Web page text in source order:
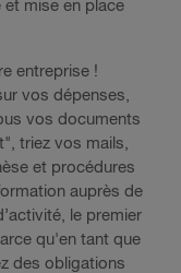
et mise en place
entreprise !
vos dépenses,
vos documents
triez vos mails,
et procédures
auprès de
le premier
qu'en tant que
des obligations